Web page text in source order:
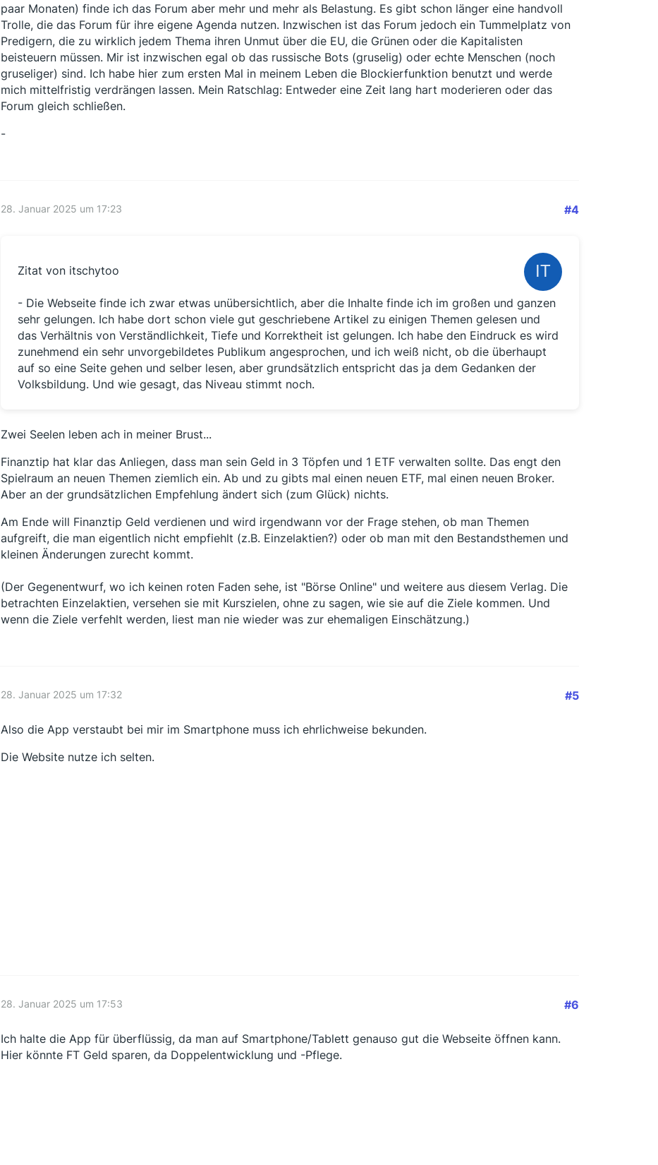
paar Monaten) finde ich das Forum aber mehr und mehr als Belastung. Es gibt schon länger eine handvoll
Trolle, die das Forum für ihre eigene Agenda nutzen. Inzwischen ist das Forum jedoch ein Tummelplatz von
Predigern, die zu wirklich jedem Thema ihren Unmut über die EU, die Grünen oder die Kapitalisten
beisteuern müssen. Mir ist inzwischen egal ob das russische Bots (gruselig) oder echte Menschen (noch
gruseliger) sind. Ich habe hier zum ersten Mal in meinem Leben die Blockierfunktion benutzt und werde
mich mittelfristig verdrängen lassen. Mein Ratschlag: Entweder eine Zeit lang hart moderieren oder das
Forum gleich schließen.
-
28. Januar 2025 um 17:23 #4
Zitat von itschytoo
- Die Webseite finde ich zwar etwas unübersichtlich, aber die Inhalte finde ich im großen und ganzen
sehr gelungen. Ich habe dort schon viele gut geschriebene Artikel zu einigen Themen gelesen und
das Verhältnis von Verständlichkeit, Tiefe und Korrektheit ist gelungen. Ich habe den Eindruck es wird
zunehmend ein sehr unvorgebildetes Publikum angesprochen, und ich weiß nicht, ob die überhaupt
auf so eine Seite gehen und selber lesen, aber grundsätzlich entspricht das ja dem Gedanken der
Volksbildung. Und wie gesagt, das Niveau stimmt noch.
Zwei Seelen leben ach in meiner Brust...
Finanztip hat klar das Anliegen, dass man sein Geld in 3 Töpfen und 1 ETF verwalten sollte. Das engt den
Spielraum an neuen Themen ziemlich ein. Ab und zu gibts mal einen neuen ETF, mal einen neuen Broker.
Aber an der grundsätzlichen Empfehlung ändert sich (zum Glück) nichts.
Am Ende will Finanztip Geld verdienen und wird irgendwann vor der Frage stehen, ob man Themen
aufgreift, die man eigentlich nicht empfiehlt (z.B. Einzelaktien?) oder ob man mit den Bestandsthemen und
kleinen Änderungen zurecht kommt.
(Der Gegenentwurf, wo ich keinen roten Faden sehe, ist "Börse Online" und weitere aus diesem Verlag. Die
betrachten Einzelaktien, versehen sie mit Kurszielen, ohne zu sagen, wie sie auf die Ziele kommen. Und
wenn die Ziele verfehlt werden, liest man nie wieder was zur ehemaligen Einschätzung.)
28. Januar 2025 um 17:32 #5
Also die App verstaubt bei mir im Smartphone muss ich ehrlichweise bekunden.
Die Website nutze ich selten.
28. Januar 2025 um 17:53 #6
Ich halte die App für überflüssig, da man auf Smartphone/Tablett genauso gut die Webseite öffnen kann.
Hier könnte FT Geld sparen, da Doppelentwicklung und -Pflege.